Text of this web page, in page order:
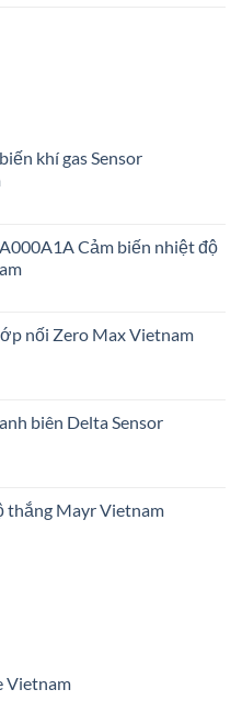
khí gas Sensor
Cảm biến nhiệt độ
nối Zero Max Vietnam
biên Delta Sensor
thắng Mayr Vietnam
Vietnam